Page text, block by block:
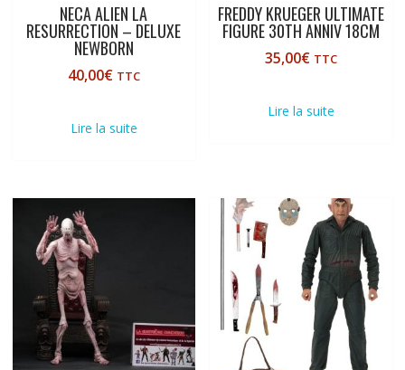
NECA ALIEN LA
RESURRECTION – DELUXE
NEWBORN
40,00€ TTC
Lire la suite
FREDDY KRUEGER ULTIMATE
FIGURE 30TH ANNIV 18CM
35,00€ TTC
Lire la suite